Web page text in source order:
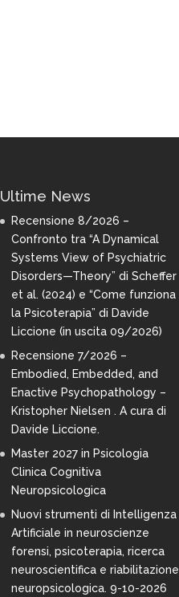
Ultime News
Recensione 8/2026 –
Confronto tra “A Dynamical
Systems View of Psychiatric
Disorders—Theory” di Scheffer
et al. (2024) e “Come funziona
la Psicoterapia” di Davide
Liccione (in uscita 09/2026)
Recensione 7/2026 –
Embodied, Embedded, and
Enactive Psychopathology –
Kristopher Nielsen . A cura di
Davide Liccione.
Master 2027 in Psicologia
Clinica Cognitiva
Neuropsicologica
Nuovi strumenti di Intelligenza
Artificiale in neuroscienze
forensi, psicoterapia, ricerca
neuroscientifica e riabilitazione
neuropsicologica. 9-10-2026